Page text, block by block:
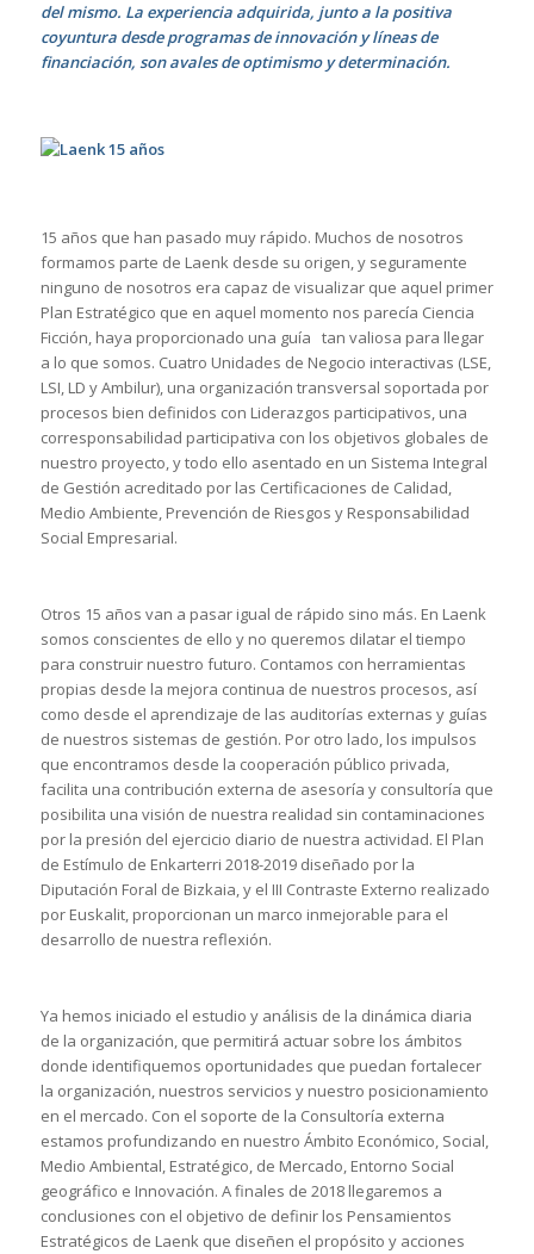
del mismo. La experiencia adquirida, junto a la positiva
coyuntura desde programas de innovación y líneas de
financiación, son avales de optimismo y determinación.
15 años que han pasado muy rápido. Muchos de nosotros
formamos parte de Laenk desde su origen, y seguramente
ninguno de nosotros era capaz de visualizar que aquel primer
Plan Estratégico que en aquel momento nos parecía Ciencia
Ficción, haya proporcionado una guía tan valiosa para llegar
a lo que somos. Cuatro Unidades de Negocio interactivas (LSE,
LSI, LD y Ambilur), una organización transversal soportada por
procesos bien definidos con Liderazgos participativos, una
corresponsabilidad participativa con los objetivos globales de
nuestro proyecto, y todo ello asentado en un Sistema Integral
de Gestión acreditado por las Certificaciones de Calidad,
Medio Ambiente, Prevención de Riesgos y Responsabilidad
Social Empresarial.
Otros 15 años van a pasar igual de rápido sino más. En Laenk
somos conscientes de ello y no queremos dilatar el tiempo
para construir nuestro futuro. Contamos con herramientas
propias desde la mejora continua de nuestros procesos, así
como desde el aprendizaje de las auditorías externas y guías
de nuestros sistemas de gestión. Por otro lado, los impulsos
que encontramos desde la cooperación público privada,
facilita una contribución externa de asesoría y consultoría que
posibilita una visión de nuestra realidad sin contaminaciones
por la presión del ejercicio diario de nuestra actividad. El Plan
de Estímulo de Enkarterri 2018-2019 diseñado por la
Diputación Foral de Bizkaia, y el III Contraste Externo realizado
por Euskalit, proporcionan un marco inmejorable para el
desarrollo de nuestra reflexión.
Ya hemos iniciado el estudio y análisis de la dinámica diaria
de la organización, que permitirá actuar sobre los ámbitos
donde identifiquemos oportunidades que puedan fortalecer
la organización, nuestros servicios y nuestro posicionamiento
en el mercado. Con el soporte de la Consultoría externa
estamos profundizando en nuestro Ámbito Económico, Social,
Medio Ambiental, Estratégico, de Mercado, Entorno Social
geográfico e Innovación. A finales de 2018 llegaremos a
conclusiones con el objetivo de definir los Pensamientos
Estratégicos de Laenk que diseñen el propósito y acciones